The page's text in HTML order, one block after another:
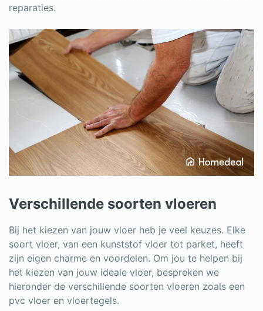
reparaties.
Verschillende soorten vloeren
Bij het kiezen van jouw vloer heb je veel keuzes. Elke
soort vloer, van een kunststof vloer tot parket, heeft
zijn eigen charme en voordelen. Om jou te helpen bij
het kiezen van jouw ideale vloer, bespreken we
hieronder de verschillende soorten vloeren zoals een
pvc vloer en vloertegels.